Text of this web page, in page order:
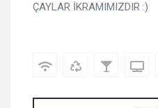
ÇAYLAR İKRAMIMIZDIR :)